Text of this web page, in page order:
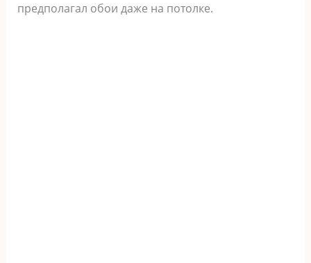
предполагал обои даже на потолке.